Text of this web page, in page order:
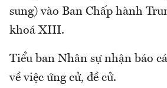
sung) vào Ban Chấp hành
khoá XIII.
Tiểu ban Nhân sự nhận báo
về việc ứng cử, đề cử.